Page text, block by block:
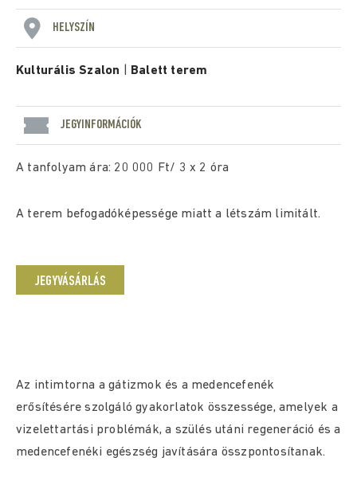
HELYSZÍN
Kulturális Szalon Balett terem
JEGYINFORMÁCIÓK
A tanfolyam ára: 20 000 Ft/ 3 x 2 óra
A terem befogadóképessége miatt a létszám limitált.
JEGYVÁSÁRLÁS
Az intimtorna a gátizmok és a medencefenék
erősítésére szolgáló gyakorlatok összessége, amelyek a
vizelettartási problémák, a szülés utáni regeneráció és a
medencefenéki egészség javítására összpontosítanak.